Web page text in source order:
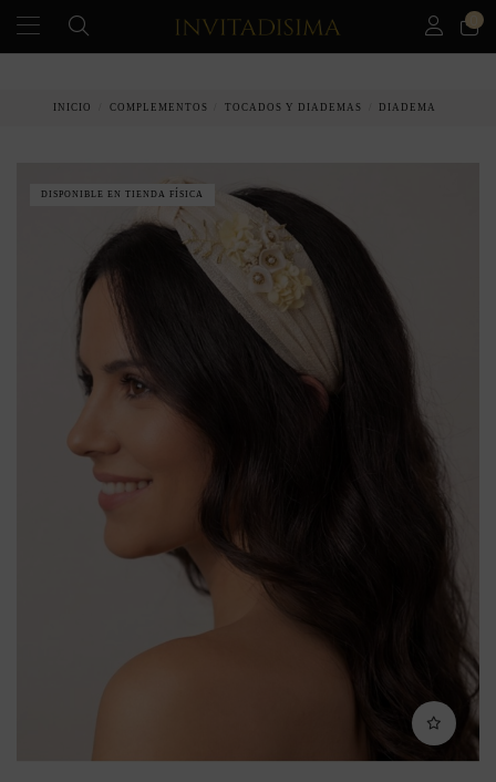
INICIO COMPLEMENTOS TOCADOS Y DIADEMAS DIADEMA
DISPONIBLE EN TIENDA FÍSICA